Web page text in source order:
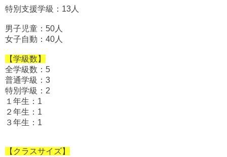
特別支援学級：13人
男子児童：50人
女子自動：40人
【学級数】
全学級数：5
普通学級：3
特別学級：2
１年生：1
２年生：1
３年生：1
【クラスサイズ】